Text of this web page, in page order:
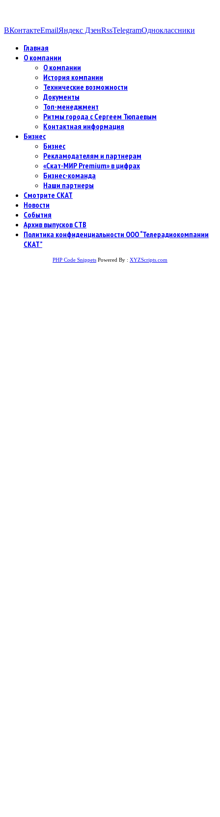
ВКонтактеEmailЯндекс ДзенRssTelegramОдноклассники
Главная
О компании
О компании
История компании
Технические возможности
Документы
Топ-менеджмент
Ритмы города с Сергеем Тюпаевым
Контактная информация
Бизнес
Бизнес
Рекламодателям и партнерам
«Скат-МИР Premium» в цифрах
Бизнес-команда
Наши партнеры
Смотрите СКАТ
Новости
События
Архив выпусков СТВ
Политика конфиденциальности ООО “Телерадиокомпании
СКАТ”
PHP Code Snippets Powered By : XYZScripts.com